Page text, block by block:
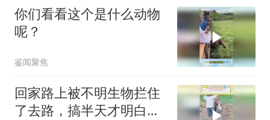
你们看看这个是什么动物
呢？
鉴闻聚焦
回家路上被不明生物拦住
了去路，搞半天才明白有